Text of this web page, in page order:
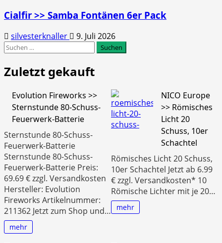
Cialfir >> Samba Fontänen 6er Pack
silvesterknaller
9. Juli 2026
Suchen
Zuletzt gekauft
Evolution Fireworks >>
Sternstunde 80-Schuss-
Feuerwerk-Batterie
Sternstunde 80-Schuss-
Feuerwerk-Batterie
Sternstunde 80-Schuss-
Feuerwerk-Batterie Preis:
69.69 € zzgl. Versandkosten
Hersteller: Evolution
Fireworks Artikelnummer:
211362 Jetzt zum Shop und…
mehr
NICO Europe
>> Römisches
Licht 20
Schuss, 10er
Schachtel
Römisches Licht 20 Schuss,
10er Schachtel Jetzt ab 6.99
€ zzgl. Versandkosten* 10
Römische Lichter mit je 20…
mehr